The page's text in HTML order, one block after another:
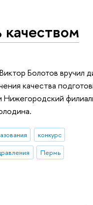
Болотов вручил
качества
Нижегородский
конкурс
Пермь